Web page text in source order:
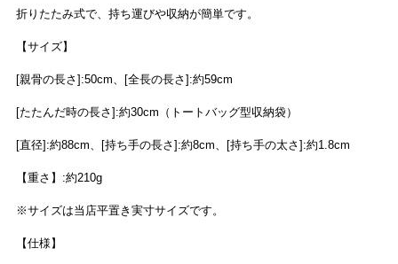
折りたたみ式で、持ち運びや収納が簡単です。
【サイズ】
[親骨の長さ]:50cm、[全長の長さ]:約59cm
[たたんだ時の長さ]:約30cm（トートバッグ型収納袋）
[直径]:約88cm、[持ち手の長さ]:約8cm、[持ち手の太さ]:約1.8cm
【重さ】:約210g
※サイズは当店平置き実寸サイズです。
【仕様】